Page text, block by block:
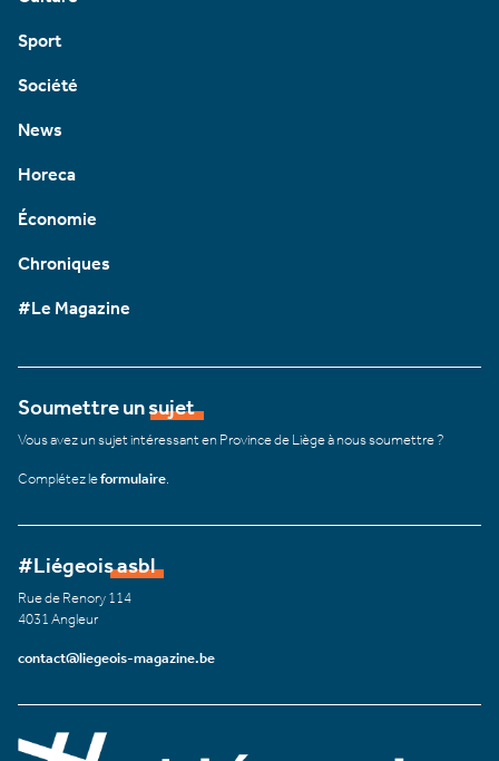
Sport
Société
News
Horeca
Économie
Chroniques
#Le Magazine
Soumettre un sujet
Vous avez un sujet intéressant en Province de Liège à nous soumettre ?
Complétez leformulaire
#Liégeois asbl
Rue de Renory 114
4031 Angleur
contact@liegeois-magazine.be